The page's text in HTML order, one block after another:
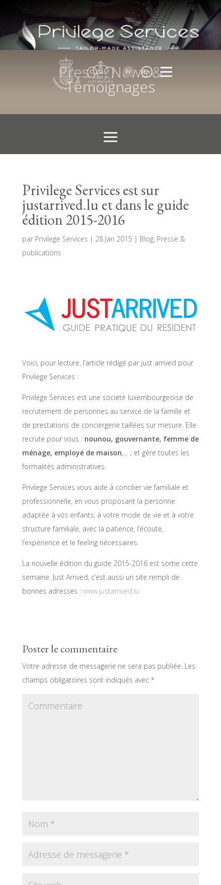
Fr En
Presse, News &
Témoignages
Privilege Services est sur
justarrived.lu et dans le guide
édition 2015-2016
par Privilege Services | 28 Jan 2015 | Blog, Presse &
publications
Voici, pour lecture, l’article rédigé par just arrived pour
Privilege Services :
Privilege Services est une société luxembourgeoise de
recrutement de personnes au service de la famille et
de prestations de conciergerie taillées sur mesure. Elle
recrute pour vous : nounou, gouvernante, femme de
ménage, employé de maison,… ; et gère toutes les
formalités administratives.
Privilege Services vous aide à concilier vie familiale et
professionnelle, en vous proposant la personne
adaptée à vos enfants, à votre mode de vie et à votre
structure familiale, avec la patience, l’écoute,
l’expérience et le feeling nécessaires.
La nouvelle édition du guide 2015-2016 est sortie cette
semaine. Just Arrived, c’est aussi un site rempli de
bonnes adresses : www.justarrived.lu
Poster le commentaire
Votre adresse de messagerie ne sera pas publiée.Les
champs obligatoires sont indiqués avec *